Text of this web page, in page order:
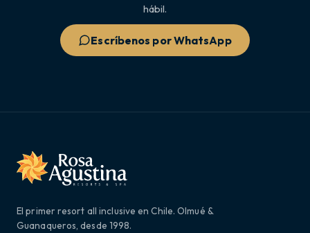
hábil.
Escríbenos por WhatsApp
El primer resort all inclusive en Chile. Olmué &
Guanaqueros, desde 1998.